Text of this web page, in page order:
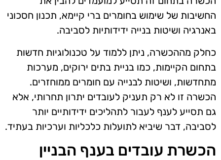
החשיבות של שימוש בחומרים ברי קיימא, תכנון חסכוני
באנרגיה ושיטות בנייה ידידותיות לסביבה.
כחלק מההכשרה, ניתן ללמוד על טכנולוגיות חדשות
בתחום הקיימות, כמו בניית בתים ירוקים, מערכות
מתחדשות, ושיטות לבנייה עם חומרים ממוחזרים.
הכשרה זו לא רק תעניק לעובדים יתרון תחרותי, אלא
גם תסייע לענף לעבור לתהליכים ידידותיים יותר
לסביבה, דבר שיביא לתועלות כלכליות וערכיות בעתיד.
הכשרת עובדים בענף הבניין